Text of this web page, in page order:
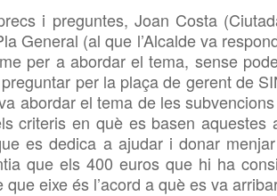
i preguntes, Joan Costa
General (al que l’Alcalde va
per a abordar el tema, sense
per la plaça de gerent de
abordar el tema de les
criteris en què es basen
es dedica a ajudar i donar
que els 400 euros que hi ha
que eixe és l’acord a què es va